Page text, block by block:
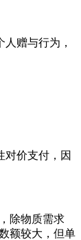
赠与行为，
对价支付，因
除物质需求
额较大，但单